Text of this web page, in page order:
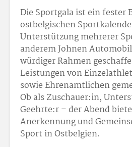
Die Sportgala ist ein fester
ostbelgischen
Unterstützung mehrerer
anderem Johnen
würdiger Rahmen
Leistungen von
sowie Ehrenamtlichen
Ob als Zuschauer:in,
Geehrte:r – der Abend
Anerkennung und
Sport in Ostbelgien.